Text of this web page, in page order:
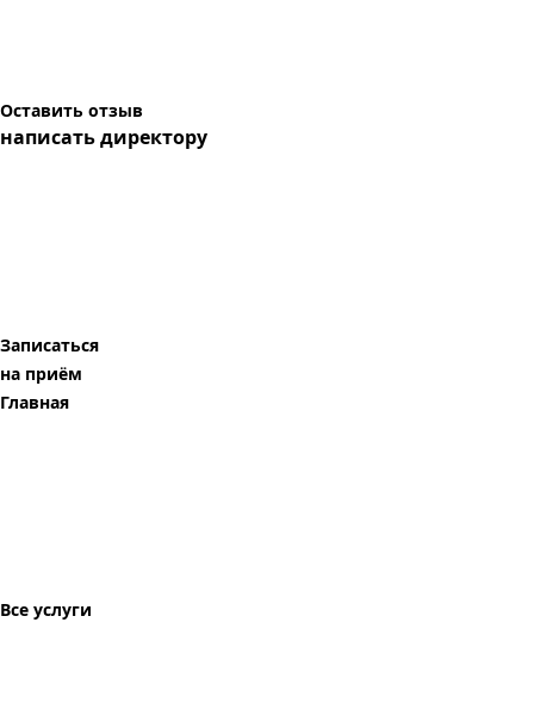
Оставить отзыв
написать директору
Записаться
на приём
Главная
Все услуги